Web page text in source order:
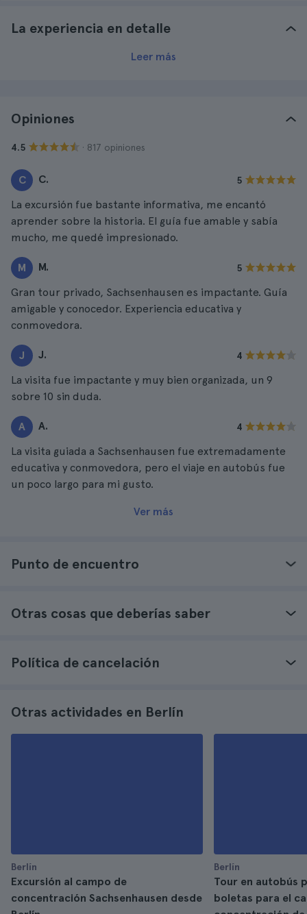
La experiencia en detalle
Leer más
Opiniones
4.5 · 817 opiniones
C C. 5
La excursión fue bastante informativa, me encantó
aprender sobre la historia. El guía fue amable y sabía
mucho, me quedé impresionado.
M M. 5
Gran tour privado, Sachsenhausen es impactante. Guía
amigable y conocedor. Experiencia educativa y
conmovedora.
J J. 4
La visita fue impactante y muy bien organizada, un 9
sobre 10 sin duda.
A A. 4
La visita guiada a Sachsenhausen fue extremadamente
educativa y conmovedora, pero el viaje en autobús fue
un poco largo para mi gusto.
Ver más
Punto de encuentro
Otras cosas que deberías saber
Política de cancelación
Otras actividades en Berlín
Berlín
Excursión al campo de
concentración Sachsenhausen desde
Berlín
Tour en autobús
boletas para el